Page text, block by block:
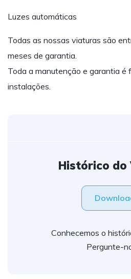
Luzes automáticas
Todas as nossas viaturas são
meses de garantia.
Toda a manutenção e garantia é
instalações.
Histórico do
Conhecemos o
Pergunte-